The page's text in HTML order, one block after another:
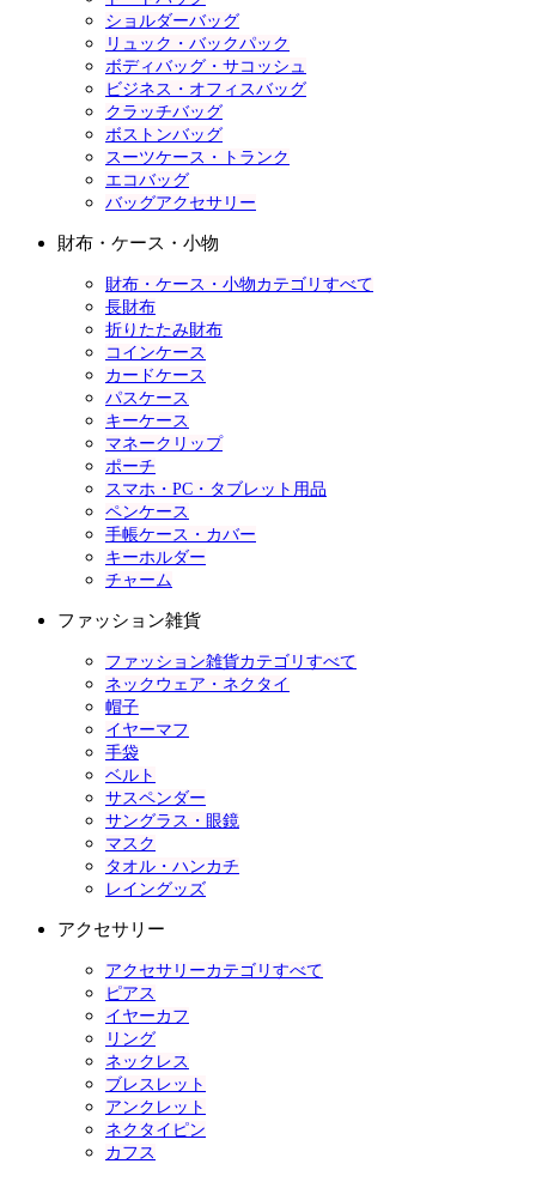
ショルダーバッグ
リュック・バックパック
ボディバッグ・サコッシュ
ビジネス・オフィスバッグ
クラッチバッグ
ボストンバッグ
スーツケース・トランク
エコバッグ
バッグアクセサリー
財布・ケース・小物
財布・ケース・小物カテゴリすべて
長財布
折りたたみ財布
コインケース
カードケース
パスケース
キーケース
マネークリップ
ポーチ
スマホ・PC・タブレット用品
ペンケース
手帳ケース・カバー
キーホルダー
チャーム
ファッション雑貨
ファッション雑貨カテゴリすべて
ネックウェア・ネクタイ
帽子
イヤーマフ
手袋
ベルト
サスペンダー
サングラス・眼鏡
マスク
タオル・ハンカチ
レイングッズ
アクセサリー
アクセサリーカテゴリすべて
ピアス
イヤーカフ
リング
ネックレス
ブレスレット
アンクレット
ネクタイピン
カフス